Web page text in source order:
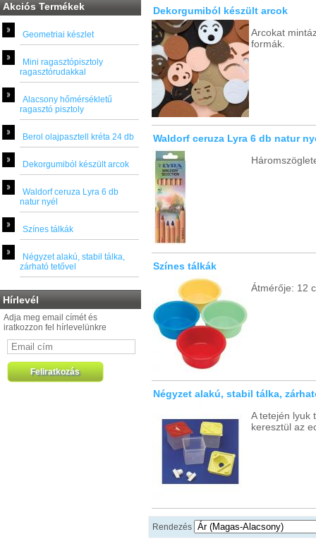
Akciós Termékek
Geometriai készlet
Mini ragasztópisztoly
ragasztórudakkal
Alacsony hőmérsékletű
ragasztó pisztoly
Berol olajpasztell kréta 24 db
Dekorgumiból készült arcok
Waldorf ceruza Lyra 6 db
natur nyél
Színes tálkák
Négyzet alakú, stabil tálka,
zárható tetővel
Hírlevél
Adja meg email címét és
iratkozzon fel hírlevelünkre
Dekorgumiból készült arcok
Arcokat
formák.
Waldorf ceruza Lyra 6 db natur
Színes tálkák
Átmérője: 12
Négyzet alakú, stabil tálka,
A tetején lyuk
keresztül az
Rendezés